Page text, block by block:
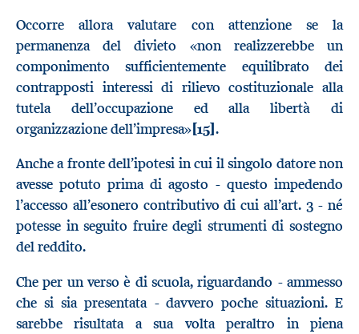
Occorre allora valutare con attenzione se la
permanenza del divieto «non realizzerebbe un
componimento sufficientemente equilibrato dei
contrapposti interessi di rilievo costituzionale alla
tutela dell’occupazione ed alla libertà di
organizzazione dell’impresa»[15].
Anche a fronte dell’ipotesi in cui il singolo datore non
avesse potuto prima di agosto - questo impedendo
l’accesso all’esonero contributivo di cui all’art. 3 - né
potesse in seguito fruire degli strumenti di sostegno
del reddito.
Che per un verso è di scuola, riguardando - ammesso
che si sia presentata - davvero poche situazioni. E
sarebbe risultata a sua volta peraltro in piena